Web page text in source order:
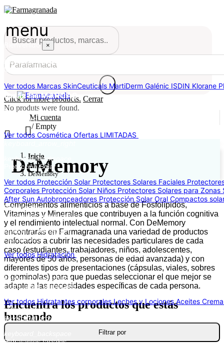
menu
Bienvenido ×
keyboard_backspace
Marcas
Ver todos Marcas SkinCeuticals MartiDerm Galénic ISDIN Klorane
todas las MARCAS
keyboard_backspace
Cosmética
Ver todos Cosmética Ofertas LIMITADAS
keyboard_backspace
Protección Solar
Ver todos Protección Solar Protectores Solares Faciales
Corporales Protección Solar Niños Protectores Solares para Zonas
After Sun Autobronceadores Protección Solar Oral Compactos
Hidratación
keyboard_arrow_right
keyboard_backspace
Hidratación
Ver todos HidrataciónHidratantes corporales
keyboard_arrow_right
keyboard_backspace
Hidratantes corporales
Ver todos Hidratantes corporalesLeches y LocionesAceites
Hidratantes faciales
keyboard_arrow_right
keyboard_backspace
Hidratantes faciales
Click for more products. Cerrar
No produts were found.
Mi cuenta
/Empty
Inicio
Marcas
DeMemory
DeMemory
Complementos alimenticios a base de Fosfolípidos,
Vitaminas y Minerales que contribuyen a la función cognitiva
y el rendimiento intelectual normal. Con DeMemory
encontrarás en Farmagranada una variedad de productos
enfocados a cubrir las necesidades particulares de cada
caso (estudiantes, trabajadores, niños, adolescentes,
mayores de 50 años, personas de edad avanzada) y con
diferentes tipos de presentaciones (cápsulas, viales, sobres
o gominolas) para que puedas seleccionar el que mejor se
adapte a las necesidades específicas de cada persona.
Encuentra los productos que estás
buscando
Filtrar por